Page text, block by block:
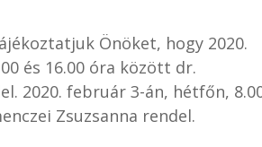
Önöket, hogy 2020.
és 16.00 óra között dr.
2020. február 3-án, hétfőn,
Zsuzsanna rendel.